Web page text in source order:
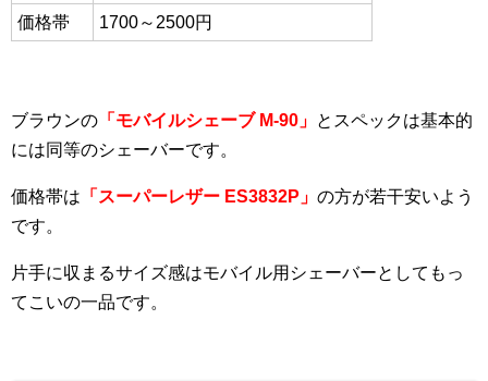
価格帯
1700～2500円
ブラウンの 「モバイルシェーブ M-90」 とスペックは基本的
には同等のシェーバーです。
価格帯は 「スーパーレザー ES3832P」 の方が若干安いよう
です。
片手に収まるサイズ感はモバイル用シェーバーとしてもっ
てこいの一品です。